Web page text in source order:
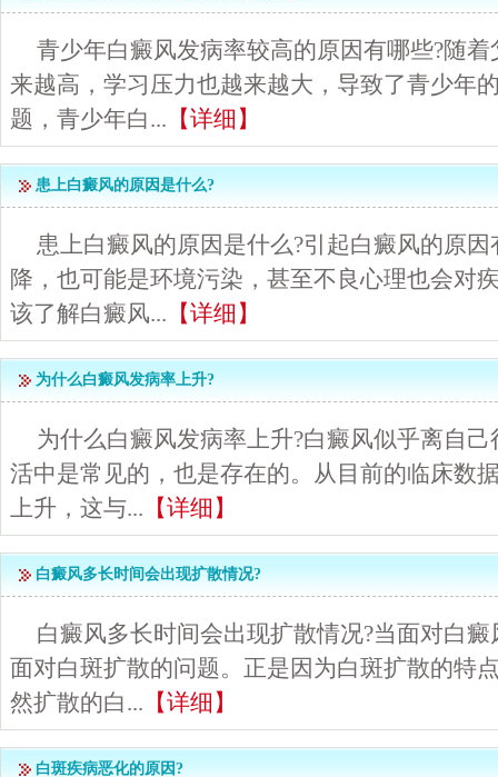
青少年白癜风发病率较高的原因有哪些?随
来越高，学习压力也越来越大，导致了青少年
题，青少年白... 【详细】
患上白癜风的原因是什么?
患上白癜风的原因是什么?引起白癜风的原
降，也可能是环境污染，甚至不良心理也会对
该了解白癜风... 【详细】
为什么白癜风发病率上升?
为什么白癜风发病率上升?白癜风似乎离自
活中是常见的，也是存在的。从目前的临床数
上升，这与... 【详细】
白癜风多长时间会出现扩散情况?
白癜风多长时间会出现扩散情况?当面对白
面对白斑扩散的问题。正是因为白斑扩散的特
然扩散的白... 【详细】
白斑疾病恶化的原因?